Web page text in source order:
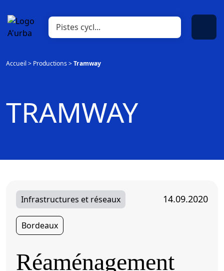
Accueil> Productions>Tramway
TRAMWAY
Infrastructures et réseaux 14.09.2020
Bordeaux
Réaménagement